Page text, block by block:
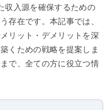
収入源を確保するための
存在です。本記事では、
リット・デメリットを深
くための戦略を提案しま
で、全ての方に役立つ情